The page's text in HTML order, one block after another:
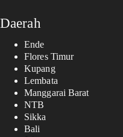
Daerah
Ende
Flores Timur
Kupang
Lembata
Manggarai Barat
NTB
Sikka
Bali